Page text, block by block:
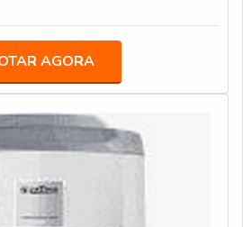
distintos, a ECOHOUSE
peças, itens e produtos
sobre a empresa e seus
entre em contato!
entanto, existem filtros que
mesmo quando removida de
Para cada procedimento
minérios da água é
para remover ferro apropriado,
garanta a correção dos
da água mais recorrentes, como:
modelos de filtro que visam a
AGORA